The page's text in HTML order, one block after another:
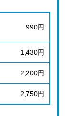
990円
1,430円
2,200円
2,750円